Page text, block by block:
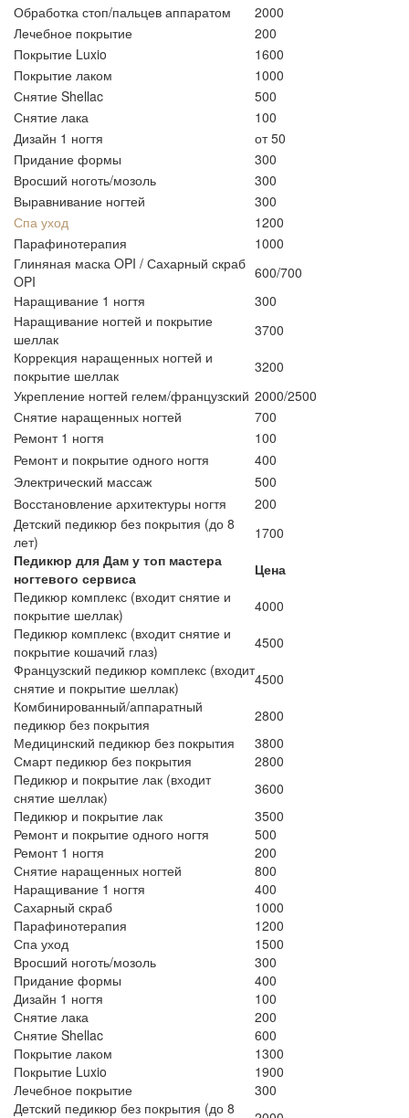
Обработка стоп/пальцев аппаратом
2000
Лечебное покрытие
200
Покрытие Luxio
1600
Покрытие лаком
1000
Снятие Shellac
500
Снятие лака
100
Дизайн 1 ногтя
от 50
Придание формы
300
Вросший ноготь/мозоль
300
Выравнивание ногтей
300
Спа уход
1200
Парафинотерапия
1000
Глиняная маска OPI / Сахарный скраб
OPI
600/700
Наращивание 1 ногтя
300
Наращивание ногтей и покрытие
шеллак
3700
Коррекция наращенных ногтей и
покрытие шеллак
3200
Укрепление ногтей гелем/французский 2000/2500
Снятие наращенных ногтей
700
Ремонт 1 ногтя
100
Ремонт и покрытие одного ногтя
400
Электрический массаж
500
Восстановление архитектуры ногтя
200
Детский педикюр без покрытия (до 8
лет)
1700
Педикюр для Дам у топ мастера
ногтевого сервиса
Цена
Педикюр комплекс (входит снятие и
покрытие шеллак)
4000
Педикюр комплекс (входит снятие и
покрытие кошачий глаз)
4500
Французский педикюр комплекс (входит
снятие и покрытие шеллак)
4500
Комбинированный/аппаратный
педикюр без покрытия
2800
Медицинский педикюр без покрытия
3800
Смарт педикюр без покрытия
2800
Педикюр и покрытие лак (входит
снятие шеллак)
3600
Педикюр и покрытие лак
3500
Ремонт и покрытие одного ногтя
500
Ремонт 1 ногтя
200
Снятие наращенных ногтей
800
Наращивание 1 ногтя
400
Сахарный скраб
1000
Парафинотерапия
1200
Спа уход
1500
Вросший ноготь/мозоль
300
Придание формы
400
Дизайн 1 ногтя
100
Снятие лака
200
Снятие Shellac
600
Покрытие лаком
1300
Покрытие Luxio
1900
Лечебное покрытие
300
Детский педикюр без покрытия (до 8